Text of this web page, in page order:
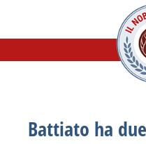
Battiato ha